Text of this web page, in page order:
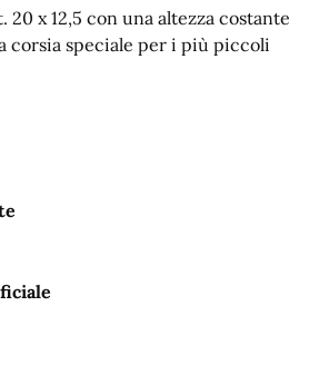
20 x 12,5 con una altezza costante
corsia speciale per i più piccoli